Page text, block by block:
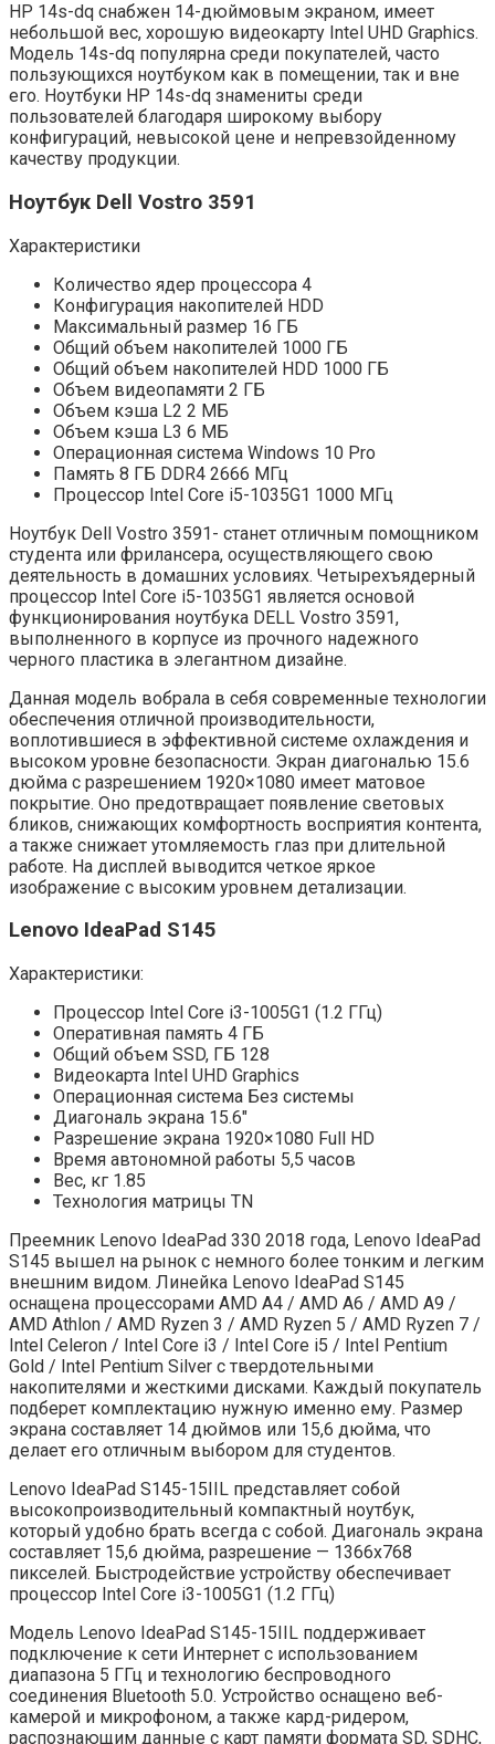
HP 14s-dq снабжен 14-дюймовым экраном, имеет
небольшой вес, хорошую видеокарту Intel UHD Graphics.
Модель 14s-dq популярна среди покупателей, часто
пользующихся ноутбуком как в помещении, так и вне
его. Ноутбуки HP 14s-dq знамениты среди
пользователей благодаря широкому выбору
конфигураций, невысокой цене и непревзойденному
качеству продукции.
Ноутбук Dell Vostro 3591
Характеристики
Количество ядер процессора 4
Конфигурация накопителей HDD
Максимальный размер 16 ГБ
Общий объем накопителей 1000 ГБ
Общий объем накопителей HDD 1000 ГБ
Объем видеопамяти 2 ГБ
Объем кэша L2 2 МБ
Объем кэша L3 6 МБ
Операционная система Windows 10 Pro
Память 8 ГБ DDR4 2666 МГц
Процессор Intel Core i5-1035G1 1000 МГц
Ноутбук Dell Vostro 3591- станет отличным помощником
студента или фрилансера, осуществляющего свою
деятельность в домашних условиях. Четырехъядерный
процессор Intel Core i5-1035G1 является основой
функционирования ноутбука DELL Vostro 3591,
выполненного в корпусе из прочного надежного
черного пластика в элегантном дизайне.
Данная модель вобрала в себя современные технологии
обеспечения отличной производительности,
воплотившиеся в эффективной системе охлаждения и
высоком уровне безопасности. Экран диагональю 15.6
дюйма с разрешением 1920×1080 имеет матовое
покрытие. Оно предотвращает появление световых
бликов, снижающих комфортность восприятия контента,
а также снижает утомляемость глаз при длительной
работе. На дисплей выводится четкое яркое
изображение с высоким уровнем детализации.
Lenovo IdeaPad S145
Характеристики:
Процессор Intel Core i3-1005G1 (1.2 ГГц)
Оперативная память 4 ГБ
Общий объем SSD, ГБ 128
Видеокарта Intel UHD Graphics
Операционная система Без системы
Диагональ экрана 15.6″
Разрешение экрана 1920×1080 Full HD
Время автономной работы 5,5 часов
Вес, кг 1.85
Технология матрицы TN
Преемник Lenovo IdeaPad 330 2018 года, Lenovo IdeaPad
S145 вышел на рынок с немного более тонким и легким
внешним видом. Линейка Lenovo IdeaPad S145
оснащена процессорами AMD A4 / AMD A6 / AMD A9 /
AMD Athlon / AMD Ryzen 3 / AMD Ryzen 5 / AMD Ryzen 7 /
Intel Celeron / Intel Core i3 / Intel Core i5 / Intel Pentium
Gold / Intel Pentium Silver с твердотельными
накопителями и жесткими дисками. Каждый покупатель
подберет комплектацию нужную именно ему. Размер
экрана составляет 14 дюймов или 15,6 дюйма, что
делает его отличным выбором для студентов.
Lenovo IdeaPad S145-15IIL представляет собой
высокопроизводительный компактный ноутбук,
который удобно брать всегда с собой. Диагональ экрана
составляет 15,6 дюйма, разрешение — 1366х768
пикселей. Быстродействие устройству обеспечивает
процессор Intel Core i3-1005G1 (1.2 ГГц)
Модель Lenovo IdeaPad S145-15IIL поддерживает
подключение к сети Интернет с использованием
диапазона 5 ГГц и технологию беспроводного
соединения Bluetooth 5.0. Устройство оснащено веб-
камерой и микрофоном, а также кард-ридером,
распознающим данные с карт памяти формата SD, SDHC,